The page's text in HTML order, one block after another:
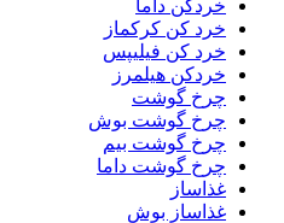
خردکن داما
خرد کن کرکماز
خرد کن فیلیپس
خردکن هیلمرز
چرخ گوشت
چرخ گوشت بوش
چرخ گوشت بیم
چرخ گوشت داما
غذاساز
غذاساز بوش